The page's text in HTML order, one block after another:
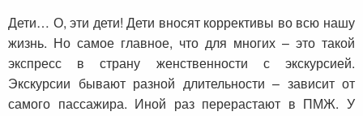
Дети… О, эти дети! Дети вносят коррективы во всю нашу
жизнь. Но самое главное, что для многих – это такой
экспресс в страну женственности с экскурсией.
Экскурсии бывают разной длительности – зависит от
самого пассажира. Иной раз перерастают в ПМЖ. У